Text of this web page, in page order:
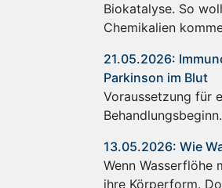
Biokatalyse. So
Chemikalien
21.05.2026:
Parkinson im Blut
Voraussetzung für
13.05.2026: Wie
Wenn Wasserflöhe
ihre Körperform.